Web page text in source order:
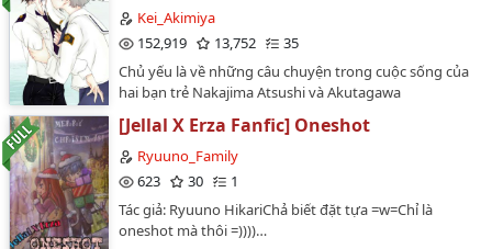
hảo của mình - với hojicha và thinh không - trong khi
người kia tuyệt vọng bắt chuyện. Anh chịu đựng, thỉnh
thoảng sẽ trả lời."Vì Dazai, chỉ vì Dazai thôi." Akutagawa
nhẩm đi nhẩm lại.…
Kei_Akimiya
152,919
13,752
35
Chủ yếu là về những câu chuyện trong cuộc sống của
hai bạn trẻ Nakajima Atsushi và Akutagawa
chanh, ớt, kem, không thiếu thứ gì!! =))))))*Khoảng từ
chương 12 trở đi sẽ là mainly AtsuAku.
_________________________-Disclaimer. Những nhân vật
Bungou Stray Dogs.-Pairings. Akutagawa Ryuunosuke
và Nakajima Atsushi. (AtsuAku VÀ AkuAtsu.) -Genre.
[Jellal X Erza Fanfic] Oneshot
Ryuuno_Family
623
30
1
Tác giả: Ryuuno HikariChả biết đặt tựa =w=Chỉ là
oneshot mà thôi =))))…